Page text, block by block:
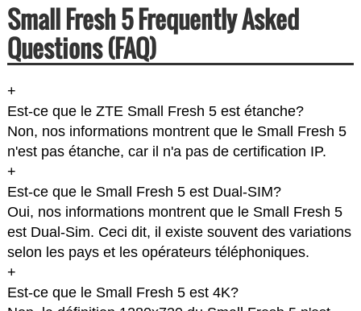
Small Fresh 5 Frequently Asked
Questions (FAQ)
+
Est-ce que le ZTE Small Fresh 5 est étanche?
Non, nos informations montrent que le Small Fresh 5
n'est pas étanche, car il n'a pas de certification IP.
+
Est-ce que le Small Fresh 5 est Dual-SIM?
Oui, nos informations montrent que le Small Fresh 5
est Dual-Sim. Ceci dit, il existe souvent des variations
selon les pays et les opérateurs téléphoniques.
+
Est-ce que le Small Fresh 5 est 4K?